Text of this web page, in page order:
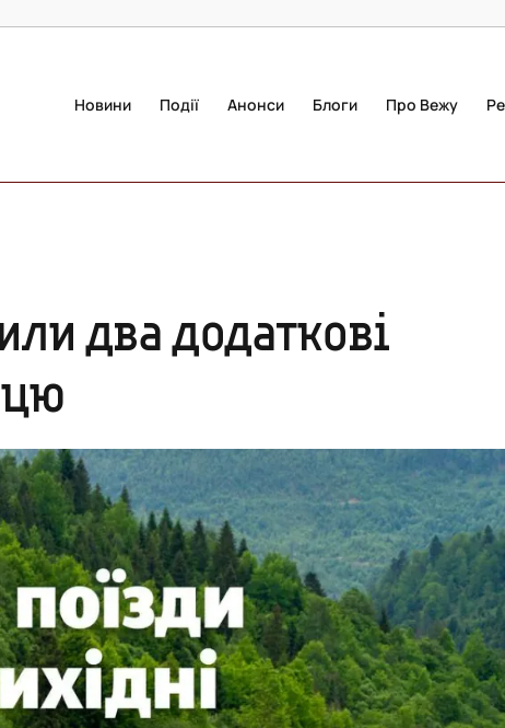
Новини Події Анонси Блоги Про Вежу
два додаткові